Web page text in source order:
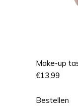
Make-up
€13,99
Bestellen